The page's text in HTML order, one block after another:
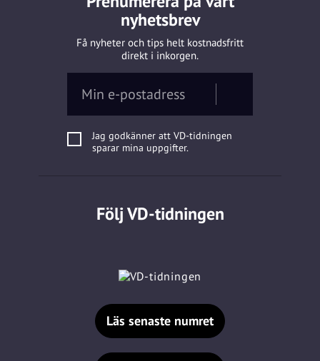
nyhetsbrev
Få nyheter och tips helt kostnadsfritt
direkt i inkorgen.
Jag godkänner att VD-tidningen
sparar mina uppgifter.
Följ VD-tidningen
Läs senaste numret